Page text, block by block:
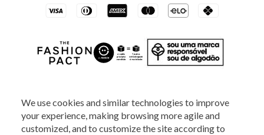
We use cookies and similar technologies to improve
your experience, making browsing more agile and
customized, and to customize the site according to
Azul Fidelidade